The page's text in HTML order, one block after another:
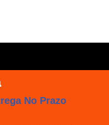
No Prazo